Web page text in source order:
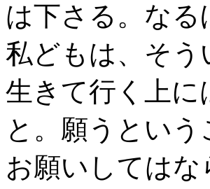
は下さる。な
私どもは、そ
生きて行く上
と。願うとい
お願いしては